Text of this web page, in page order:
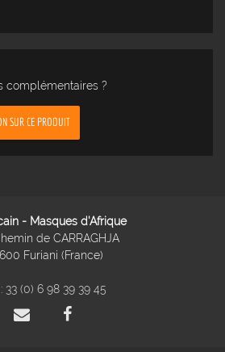
complémentaires ?
SUR CE PRODUIT
- Masques d'Afrique
de CARRAGHJA
Furiani (France)
33 (0) 6 98 39 39 45